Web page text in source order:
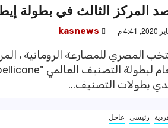
المركز الثالث في بطولة
kasnews
المصري للمصارعة الرومانية ،
بطولات التصنيف...
رئيسى عاجل